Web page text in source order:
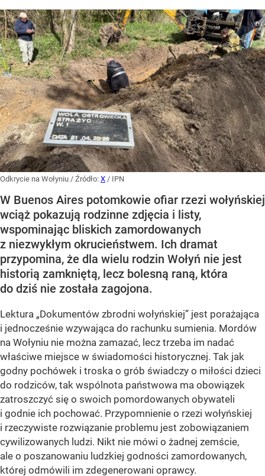
Odkrycie na Wołyniu / Źródło: X / IPN
W Buenos Aires potomkowie ofiar rzezi wołyńskiej
wciąż pokazują rodzinne zdjęcia i listy,
wspominając bliskich zamordowanych
z niezwykłym okrucieństwem. Ich dramat
przypomina, że dla wielu rodzin Wołyń nie jest
historią zamkniętą, lecz bolesną raną, która
do dziś nie została zagojona.
Lektura „Dokumentów zbrodni wołyńskiej” jest porażająca
i jednocześnie wzywająca do rachunku sumienia. Mordów
na Wołyniu nie można zamazać, lecz trzeba im nadać
właściwe miejsce w świadomości historycznej. Tak jak
godny pochówek i troska o grób świadczy o miłości dzieci
do rodziców, tak wspólnota państwowa ma obowiązek
zatroszczyć się o swoich pomordowanych obywateli
i godnie ich pochować. Przypomnienie o rzezi wołyńskiej
i rzeczywiste rozwiązanie problemu jest zobowiązaniem
cywilizowanych ludzi. Nikt nie mówi o żadnej zemście,
ale o poszanowaniu ludzkiej godności zamordowanych,
której odmówili im zdegenerowani oprawcy.